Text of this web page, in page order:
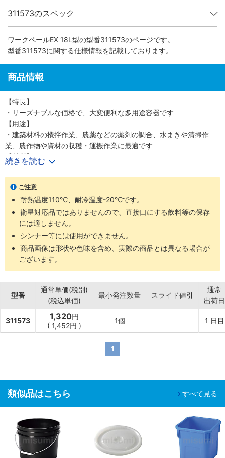
311573のスペック
ワークペールEX 18L型の型番311573のページです。
型番311573に関する仕様情報を記載しております。
商品情報
【特長】
・リーズナブルな価格で、大変便利な多用途容器です
【用途】
・建築材料の攪拌作業、農薬などの薬剤の調合、水まきや清掃作
業、農作物や資材の収穫・運搬作業に最適です
【材質】
・ポリプロピレン
続きを読む
ご注意
耐熱温度110℃、耐冷温度-20℃です。
衛星対応品ではありませんので、直接口にする飲料等の保存
には適しません。
シンナー等には使用ができません。
商品画像は形状や色味を含め、実際の商品とは異なる場合が
ございます。
型番
通常単価(税別)
(税込単価)
最小発注数量 スライド値引
通常
出荷日
311573 1,320円
( 1,452円 )
1個 1 日目
1
類似品はこちら すべて見る